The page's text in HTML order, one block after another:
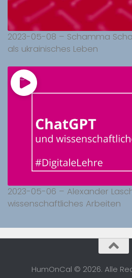
2023-05-08 – Schamma
als ukrainisches Leben
2023-05-06 – Alexander
wissenschaftliches Arbeiten
HumOnCal © 2026. Alle